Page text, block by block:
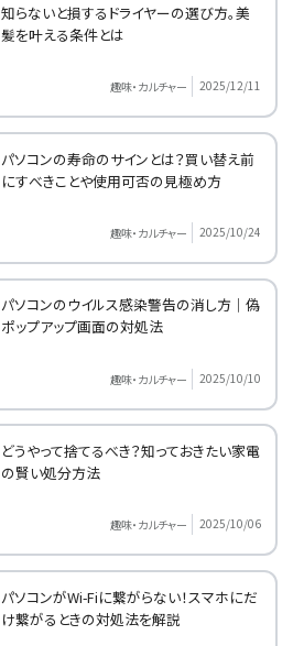
知らないと損するドライヤーの選び方。美
髪を叶える条件とは
趣味・カルチャー 2025/12/11
パソコンの寿命のサインとは？買い替え前
にすべきことや使用可否の見極め方
趣味・カルチャー 2025/10/24
パソコンのウイルス感染警告の消し方｜偽
ポップアップ画面の対処法
趣味・カルチャー 2025/10/10
どうやって捨てるべき？知っておきたい家電
の賢い処分方法
趣味・カルチャー 2025/10/06
パソコンがWi-Fiに繋がらない！スマホにだ
け繋がるときの対処法を解説